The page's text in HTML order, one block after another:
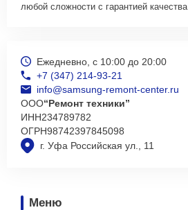
любой сложности с гарантией качества.
г. Уфа Российская ул., 11
Ежедневно, с 10:00 до 20:00
+7 (347) 214-93-21
info@samsung-remont-center.ru
ООО“Ремонт техники”
ИНН234789782
ОГРН98742397845098
Меню